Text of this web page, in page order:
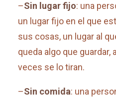
–Sin lugar fijo: una
un lugar fijo en el que
sus cosas, un lugar al
queda algo que guardar,
veces se lo tiran.
–Sin comida: una